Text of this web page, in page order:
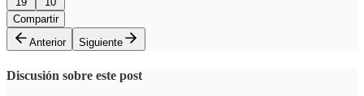
Compartir
Anterior
Siguiente
Discusión sobre este post